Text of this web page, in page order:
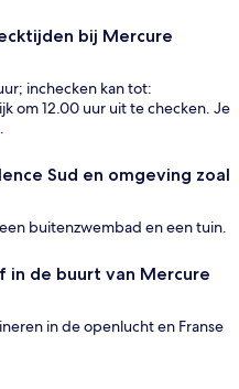
bij Mercure
inchecken kan tot:
om 12.00 uur uit te checken. Je
Sud en omgeving zoal
buitenzwembad en een tuin.
in de buurt van Mercure
in de openlucht en Franse